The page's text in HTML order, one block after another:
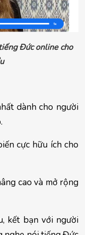
Đức online cho
dành cho người
cực hữu ích cho
cao và mở rộng
kết bạn với người